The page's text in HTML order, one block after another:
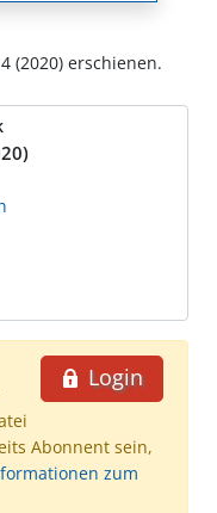
(2020) erschienen.
Login
Abonnent sein,
zum